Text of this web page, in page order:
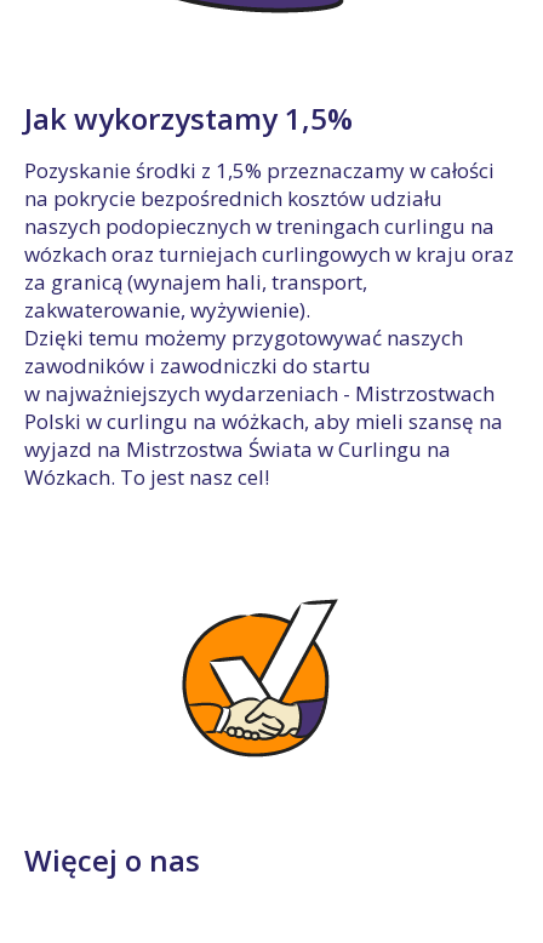
Jak wykorzystamy 1,5%
Pozyskanie środki z 1,5% przeznaczamy w całości
na pokrycie bezpośrednich kosztów udziału
naszych podopiecznych w treningach curlingu na
wózkach oraz turniejach curlingowych w kraju oraz
za granicą (wynajem hali, transport,
zakwaterowanie, wyżywienie).
Dzięki temu możemy przygotowywać naszych
zawodników i zawodniczki do startu
w najważniejszych wydarzeniach - Mistrzostwach
Polski w curlingu na wóżkach, aby mieli szansę na
wyjazd na Mistrzostwa Świata w Curlingu na
Wózkach. To jest nasz cel!
Więcej o nas